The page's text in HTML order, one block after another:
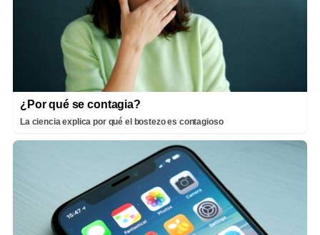
¿Por qué se contagia?
La ciencia explica por qué el bostezo es contagioso